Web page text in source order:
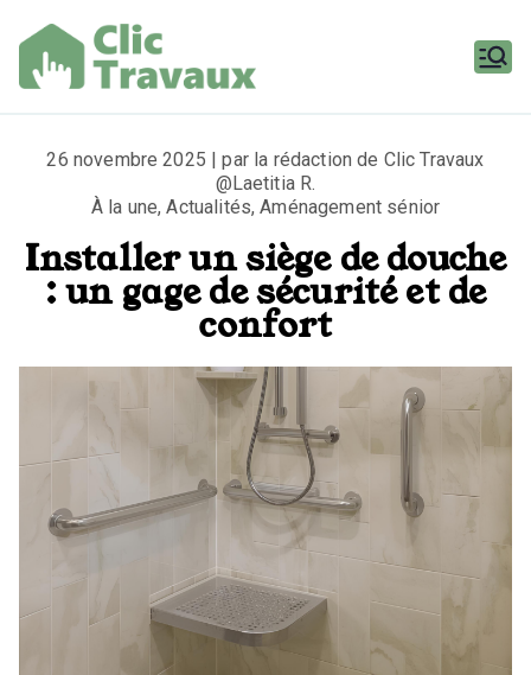
contenu
Travaux
26 novembre 2025 | par la rédaction de Clic Travaux
@Laetitia R.
À la une,Actualités,Aménagement sénior
Installer un siège de douche
: un gage de sécurité et de
confort